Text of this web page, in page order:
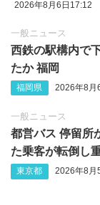
2026年8月6日17:12
一般ニュース
西鉄の駅構内で
たか 福岡
福岡県 2026年8月
一般ニュース
都営バス 停留所
た乗客が転倒し
東京都 2026年8月